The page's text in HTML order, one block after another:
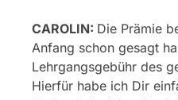
CAROLIN: Die Prämie
Anfang schon gesagt
Lehrgangsgebühr des
Hierfür habe ich Dir